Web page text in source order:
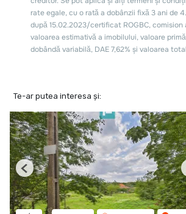
Te-ar putea interesa și:
Previous